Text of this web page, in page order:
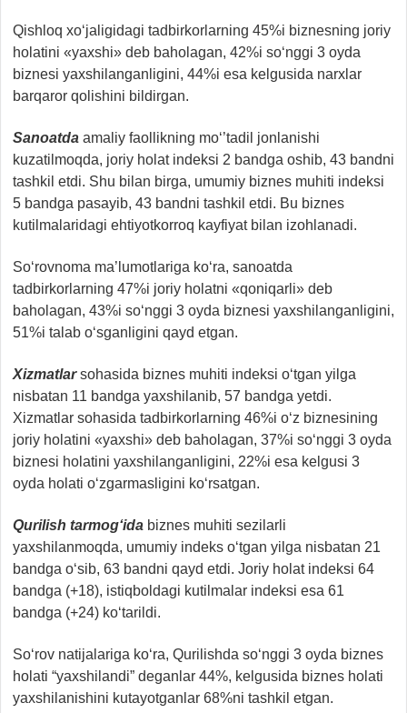
Qishloq xo‘jaligidagi tadbirkorlarning 45%i biznesning joriy
holatini «yaxshi» deb baholagan, 42%i so‘nggi 3 oyda
biznesi yaxshilanganligini, 44%i esa kelgusida narxlar
barqaror qolishini bildirgan.
Sanoatda amaliy faollikning mo‘’tadil jonlanishi
kuzatilmoqda, joriy holat indeksi 2 bandga oshib, 43 bandni
tashkil etdi. Shu bilan birga, umumiy biznes muhiti indeksi
5 bandga pasayib, 43 bandni tashkil etdi. Bu biznes
kutilmalaridagi ehtiyotkorroq kayfiyat bilan izohlanadi.
So‘rovnoma ma’lumotlariga ko‘ra, sanoatda
tadbirkorlarning 47%i joriy holatni «qoniqarli» deb
baholagan, 43%i so‘nggi 3 oyda biznesi yaxshilanganligini,
51%i talab o‘sganligini qayd etgan.
Xizmatlarsohasida biznes muhiti indeksi o‘tgan yilga
nisbatan 11 bandga yaxshilanib, 57 bandga yetdi.
Xizmatlar sohasida tadbirkorlarning 46%i o‘z biznesining
joriy holatini «yaxshi» deb baholagan, 37%i so‘nggi 3 oyda
biznesi holatini yaxshilanganligini, 22%i esa kelgusi 3
oyda holati o‘zgarmasligini ko‘rsatgan.
Qurilish tarmog‘ida biznes muhiti sezilarli
yaxshilanmoqda, umumiy indeks o‘tgan yilga nisbatan 21
bandga o‘sib, 63 bandni qayd etdi. Joriy holat indeksi 64
bandga (+18), istiqboldagi kutilmalar indeksi esa 61
bandga (+24) ko‘tarildi.
So‘rov natijalariga ko‘ra, Qurilishda so‘nggi 3 oyda biznes
holati “yaxshilandi” deganlar 44%, kelgusida biznes holati
yaxshilanishini kutayotganlar 68%ni tashkil etgan.